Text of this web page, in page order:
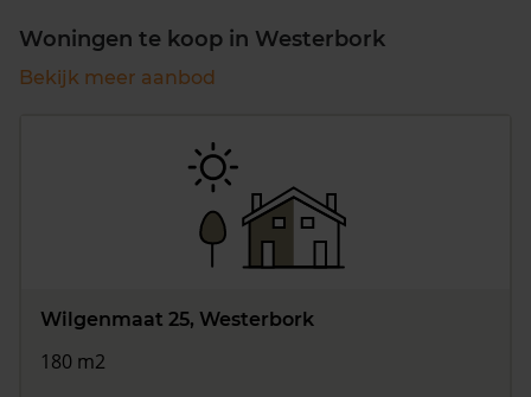
Woningen te koop in Westerbork
Bekijk meer aanbod
Wilgenmaat 25, Westerbork
180 m2